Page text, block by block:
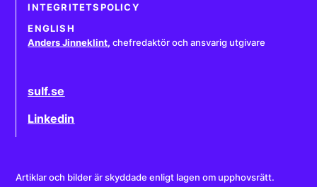
INTEGRITETSPOLICY
ENGLISH
Anders Jinneklint, chefredaktör och ansvarig utgivare
sulf.se
Linkedin
Artiklar och bilder är skyddade enligt lagen om upphovsrätt.